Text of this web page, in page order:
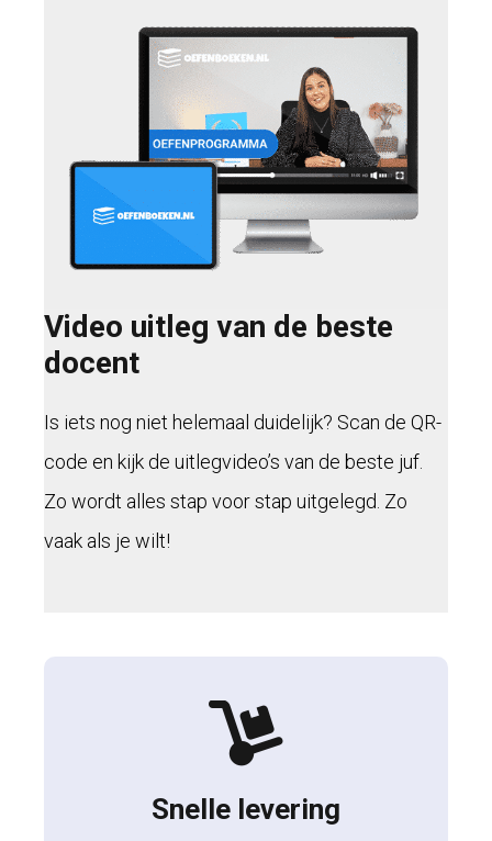
Video uitleg van de beste
docent
Is iets nog niet helemaal duidelijk? Scan de QR-
code en kijk de uitlegvideo’s van de beste juf.
Zo wordt alles stap voor stap uitgelegd. Zo
vaak als je wilt!
Snelle levering